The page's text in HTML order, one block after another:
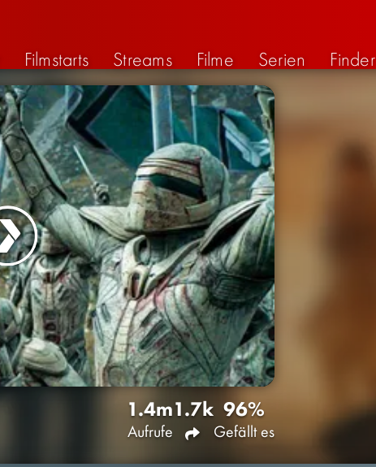
Filmstarts Streams Filme Serien Finder
1.4m
Aufrufe
1.7k 96%
Gefällt es